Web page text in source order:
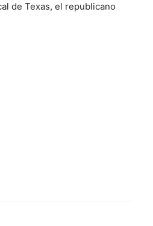
de Texas, el republicano